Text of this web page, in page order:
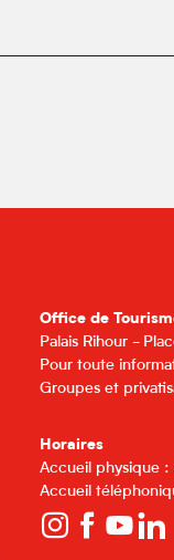
Office de
Palais Rihour -
Pour toute
Groupes et
Horaires
Accueil physique
Accueil